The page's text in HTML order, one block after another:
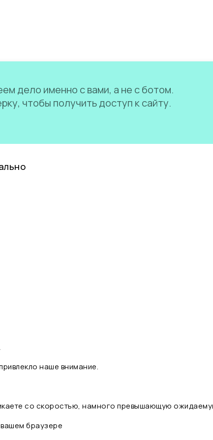
дело именно с вами, а не с ботом.
чтобы получить доступ к сайту.
наше внимание.
со скоростью, намного превышающую
браузере